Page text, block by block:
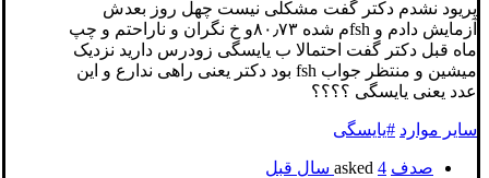
پریود نشدم دکتر گفت مشکلی نیست چهل روز بعدش
آزمایش دادم و fshم شده ۸۰٫۷۳و خ نگران و ناراحتم و چپ
ماه قبل دکتر گفت احتمالا ب یایسگی زودرس دارید نزدیک
میشین و منتظر جواب fsh بود دکتر یعنی راهی ندارع و این
عدد یعنی یایسگی ؟؟؟؟
سایر موارد #یایسگی
صدف 4 سال قبل